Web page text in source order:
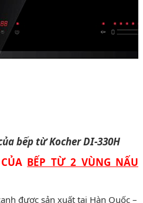
bếp từ Kocher DI-330H
BẾP TỪ 2 VÙNG NẤU
được sản xuất tại Hàn Quốc –